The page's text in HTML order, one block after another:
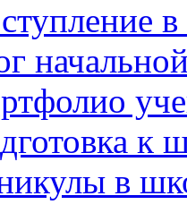
в
к
в